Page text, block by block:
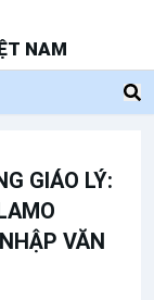
NAM
GIÁO LÝ:
VĂN